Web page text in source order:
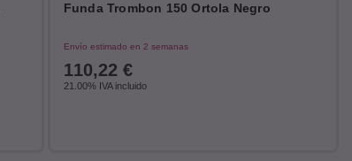
Funda Trombon 150 Ortola Negro
Envío estimado en 2 semanas
110,22 €
21.00% IVA incluido